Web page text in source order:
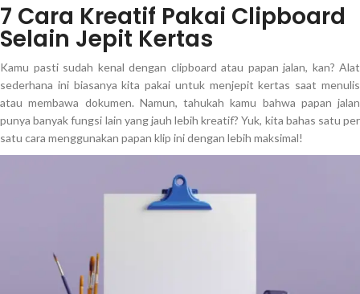
7 Cara Kreatif Pakai Clipboard
Selain Jepit Kertas
Kamu pasti sudah kenal dengan clipboard atau papan jalan, kan? Alat
sederhana ini biasanya kita pakai untuk menjepit kertas saat menulis
atau membawa dokumen. Namun, tahukah kamu bahwa papan jalan
punya banyak fungsi lain yang jauh lebih kreatif? Yuk, kita bahas satu per
satu cara menggunakan papan klip ini dengan lebih maksimal!